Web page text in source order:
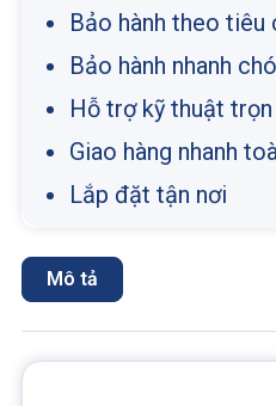
Bảo hành theo tiêu
Bảo hành nhanh
Hỗ trợ kỹ thuật
Giao hàng nhanh
Lắp đặt tận nơi
Mô tả